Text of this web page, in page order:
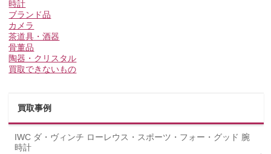
時計
ブランド品
カメラ
茶道具・酒器
骨董品
陶器・クリスタル
買取できないもの
買取事例
IWC ダ・ヴィンチ ローレウス・スポーツ・フォー・グッド 腕
時計